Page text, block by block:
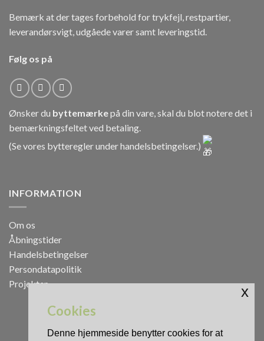
Bemærk at der tages forbehold for trykfejl, restpartier,
leverandørsvigt, udgåede varer samt leveringstid.
Følg os på
Ønsker du byttemærkepå din vare, skal du blot notere det i
bemærkningsfeltet ved betaling.
(Se vores bytteregler underhandelsbetingelser.)
INFORMATION
Om os
Åbningstider
Handelsbetingelser
Persondatapolitik
Projekter
Cookies
Denne hjemmeside benytter cookies for at
x